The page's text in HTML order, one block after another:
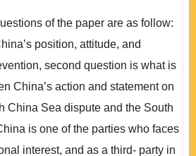
of the paper are as follow:
position, attitude, and
second question is what is
China’s action and statement on
China Sea dispute and the South
is one of the parties who faces
interest, and as a third- party in